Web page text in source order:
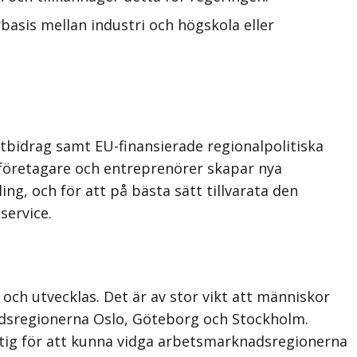
mellan industri och högskola eller
samt EU-finansierade regionalpolitiska
och entreprenörer skapar nya
och för att på bästa sätt tillvarata den
utvecklas. Det är av stor vikt att människor
Oslo, Göteborg och Stockholm.
för att kunna vidga arbetsmarknadsregionerna